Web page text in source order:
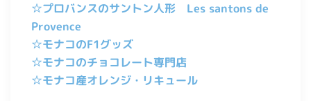
☆プロバンスのサントン人形 Les santons de
Provence
☆モナコのF1グッズ
☆モナコのチョコレート専門店
☆モナコ産オレンジ・リキュール